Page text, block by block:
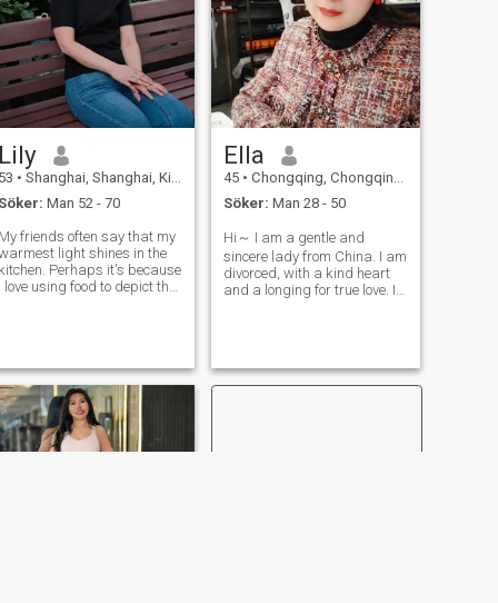
一起玩耍——无论是露营、
动画片，还是一起烤饼
。我是一个外向直率的
，相信每一个结局都是一
新的开始。我不害怕谈论
的过去；相反，我更渴望
望未来。我希望遇到一个
热爱生活，热爱孩子，并且
态度积极的人——一
Lily
53 • Shanghai, Shanghai, Kina
Söker: Man 52 - 70
My friends often say that my
light shines in the
kitchen. Perhaps it's because
I love using food to depict the
Ella
45 • Chongqing, Chongqing, Kina
Söker: Man 28 - 50
Hi～ I am a gentle and
sincere lady from China. I am
divorced, with a kind heart
and a longing for true love. I
caring, honest and
responsible man